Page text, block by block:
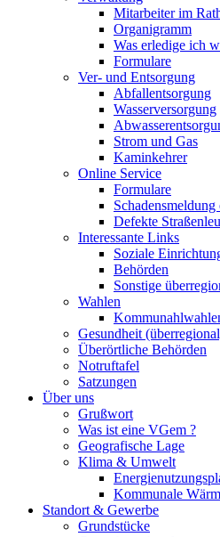
Mitarbeiter im
Organigramm
Was erledige ich
Formulare
Ver- und Entsorgung
Abfallentsorgung
Wasserversorgung
Strom und Gas
Kaminkehrer
Online Service
Formulare
Defekte
Interessante Links
Soziale
Behörden
Sonstige
Wahlen
Gesundheit
Überörtliche Behörden
Notruftafel
Satzungen
Über uns
Grußwort
Was ist eine VGem ?
Geografische Lage
Klima & Umwelt
Kommunale
Standort & Gewerbe
Grundstücke